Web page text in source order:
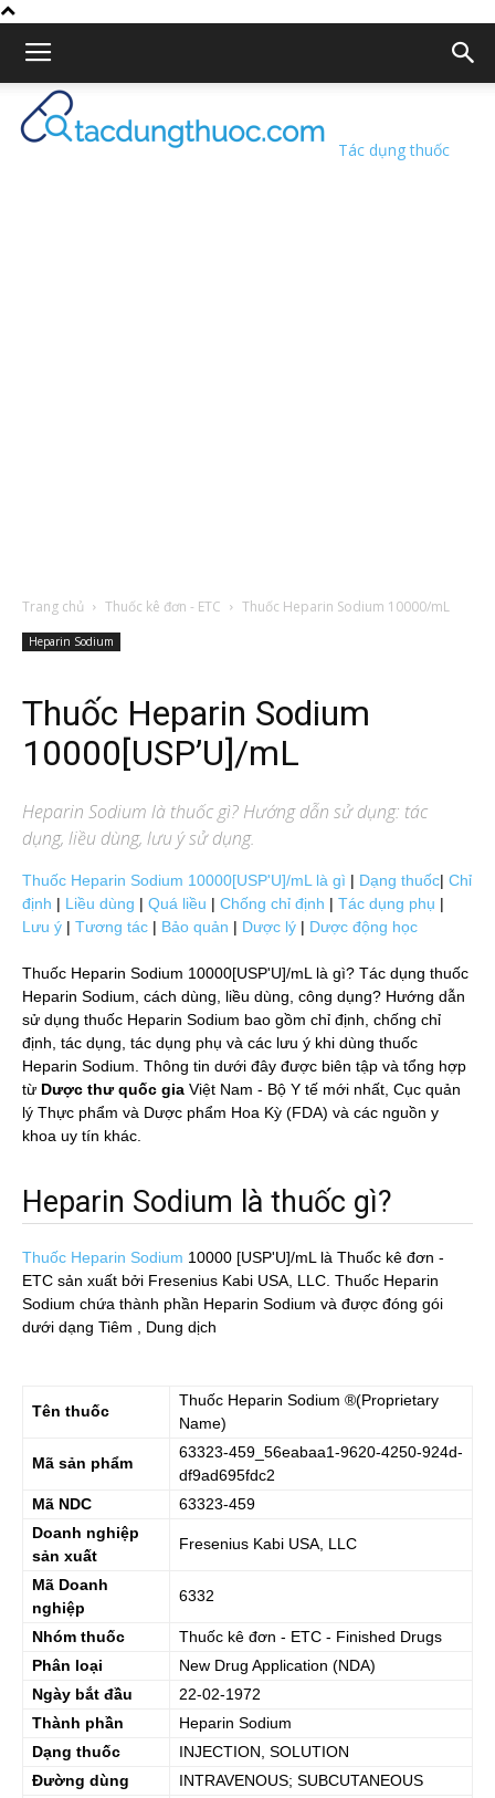
Tác dụng thuốc
Trang chủ Thuốc kê đơn - ETC Thuốc Heparin Sodium 10000/mL
Heparin Sodium
Thuốc Heparin Sodium
10000[USP’U]/mL
Heparin Sodium là thuốc gì? Hướng dẫn sử dụng: tác
dụng, liều dùng, lưu ý sử dụng.
Thuốc Heparin Sodium 10000[USP'U]/mL là gì | Dạng thuốc| Chỉ
định | Liều dùng | Quá liều | Chống chỉ định | Tác dụng phụ |
Lưu ý | Tương tác | Bảo quản | Dược lý | Dược động học
Thuốc Heparin Sodium 10000[USP'U]/mL là gì? Tác dụng thuốc
Heparin Sodium, cách dùng, liều dùng, công dụng? Hướng dẫn
sử dụng thuốc Heparin Sodium bao gồm chỉ định, chống chỉ
định, tác dụng, tác dụng phụ và các lưu ý khi dùng thuốc
Heparin Sodium. Thông tin dưới đây được biên tập và tổng hợp
từ Dược thư quốc gia Việt Nam - Bộ Y tế mới nhất, Cục quản
lý Thực phẩm và Dược phẩm Hoa Kỳ (FDA) và các nguồn y
khoa uy tín khác.
Heparin Sodium là thuốc gì?
Thuốc Heparin Sodium 10000 [USP'U]/mL là Thuốc kê đơn -
ETC sản xuất bởi Fresenius Kabi USA, LLC. Thuốc Heparin
Sodium chứa thành phần Heparin Sodium và được đóng gói
dưới dạng Tiêm , Dung dịch
Tên thuốc
Thuốc Heparin Sodium ®(Proprietary
Name)
Mã sản phẩm
63323-459_56eabaa1-9620-4250-924d-
df9ad695fdc2
Mã NDC
63323-459
Doanh nghiệp
sản xuất
Fresenius Kabi USA, LLC
Mã Doanh
nghiệp
6332
Nhóm thuốc
Thuốc kê đơn - ETC - Finished Drugs
Phân loại
New Drug Application (NDA)
Ngày bắt đầu
22-02-1972
Thành phần
Heparin Sodium
Dạng thuốc
INJECTION, SOLUTION
Đường dùng
INTRAVENOUS; SUBCUTANEOUS